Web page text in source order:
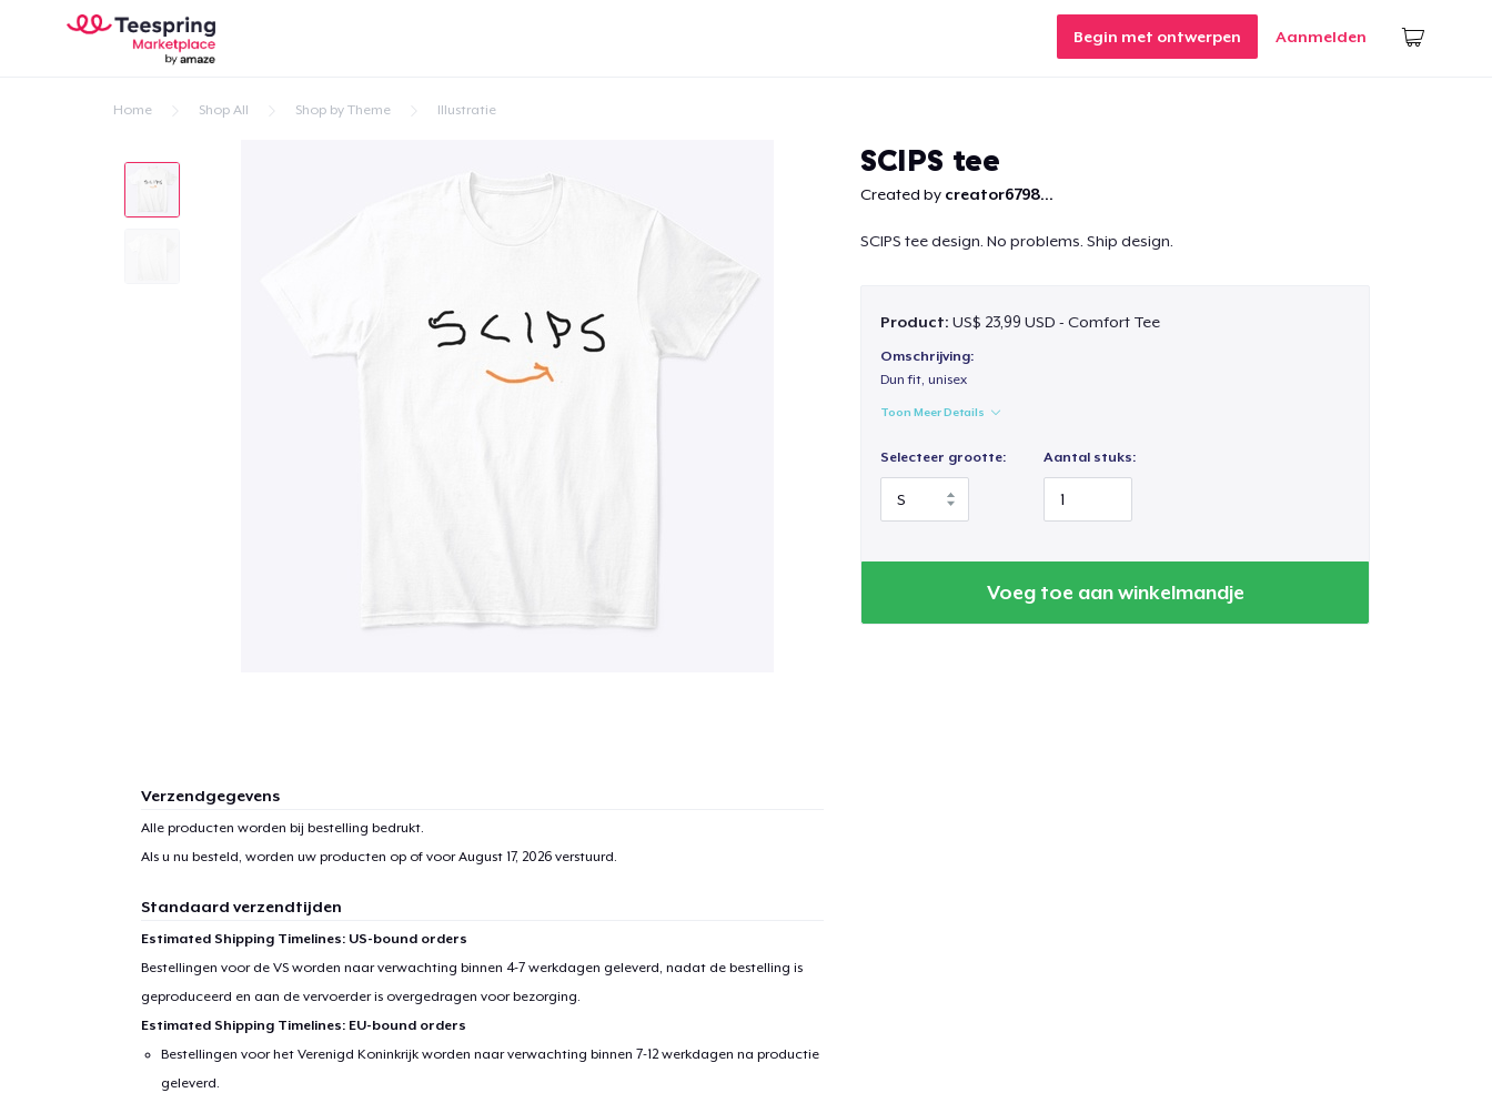
Begin met ontwerpen Aanmelden
Home Shop All Shop by Theme Illustratie
SCIPS tee
Created by creator6798...
SCIPS tee design. No problems. Ship design.
Product: US$ 23,99 USD - Comfort Tee
Omschrijving:
Dun fit, unisex
Toon Meer Details
Selecteer grootte: Aantal stuks:
Voeg toe aan winkelmandje
Verzendgegevens
Alle producten worden bij bestelling bedrukt.
Als u nu besteld, worden uw producten op of voorAugust 17, 2026verstuurd.
Standaard verzendtijden
Estimated Shipping Timelines: US-bound orders
Bestellingen voor de VS worden naar verwachting binnen 4-7 werkdagen geleverd, nadat de bestelling is
geproduceerd en aan de vervoerder is overgedragen voor bezorging.
Estimated Shipping Timelines: EU-bound orders
Bestellingen voor het Verenigd Koninkrijk worden naar verwachting binnen 7-12 werkdagen na productie
geleverd.
Doorgaan